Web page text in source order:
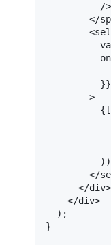
          />
</
<
          }}
        >
</
</div>
</div>
  );
}